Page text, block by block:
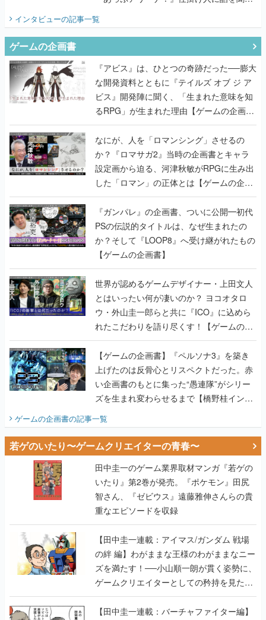
インタビューの記事一覧
ゲームの企画書
『アビス』は、ひとつの奇跡だった──膨大
な開発資料とともに『テイルズ オブ ジ ア
ビス』開発陣に聞く、「生まれた意味を知
るRPG」が生まれた理由【ゲームの企画
書】
なにが、人を「ロマンシング」させるの
か？『ロマサガ2』当時の企画書とキャラ
設定画から迫る、河津秋敏がRPGに生み出
した「ロマン」の正体とは【ゲームの企画
書】
『ガンパレ』の企画書、ついに公開━初代
PSの伝説的タイトルは、なぜ生まれたの
か？そして『LOOP8』へ受け継がれたもの
【ゲームの企画書】
世界が認めるゲームデザイナー・上田文人
とはいったい何が凄いのか？ ヨコオタロ
ウ・外山圭一郎らと共に『ICO』に込めら
れたこだわりを語り尽くす！【ゲームの企
画書】
【ゲームの企画書】『ペルソナ3』を築き
上げたのは反骨心とリスペクトだった。赤
い企画書のもとに集った“愚連隊”がシリー
ズを生まれ変わらせるまで【橋野桂インタ
ゲームの企画書の記事一覧
若ゲのいたり〜ゲームクリエイターの青春〜
田中圭一のゲーム業界取材マンガ『若ゲの
いたり』第2巻が発売。『ポケモン』田尻
智さん、『ゼビウス』遠藤雅伸さんらの貴
重なエピソードを収録
【田中圭一連載：アイマス/ガンダム 戦場
の絆 編】わがままな王様のわがままなニー
ズを満たす！──小山順一朗が貫く姿勢に、
ゲームクリエイターとしての矜持を見た
【若ゲのいたり最終回】
【田中圭一連載：バーチャファイター編】